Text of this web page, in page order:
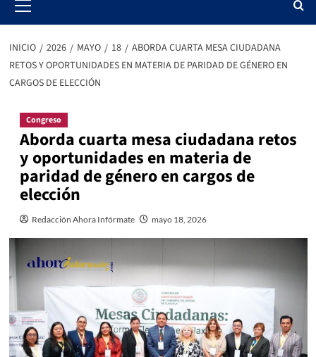
Menu
INICIO 2026 MAYO 18
ABORDA CUARTA MESA CIUDADANA
RETOS Y OPORTUNIDADES EN MATERIA DE PARIDAD DE GÉNERO EN
CARGOS DE ELECCIÓN
Congreso
Aborda cuarta mesa ciudadana retos
y oportunidades en materia de
paridad de género en cargos de
elección
Redacción Ahora Infórmate mayo 18, 2026